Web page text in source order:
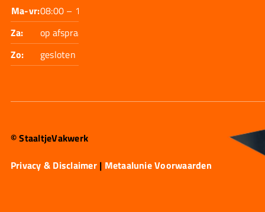
Ma-vr:08:00 – 17:30
Za:
op afspraak
Zo:
gesloten
© StaaltjeVakwerk
Privacy & Disclaimer| Metaalunie Voorwaarden